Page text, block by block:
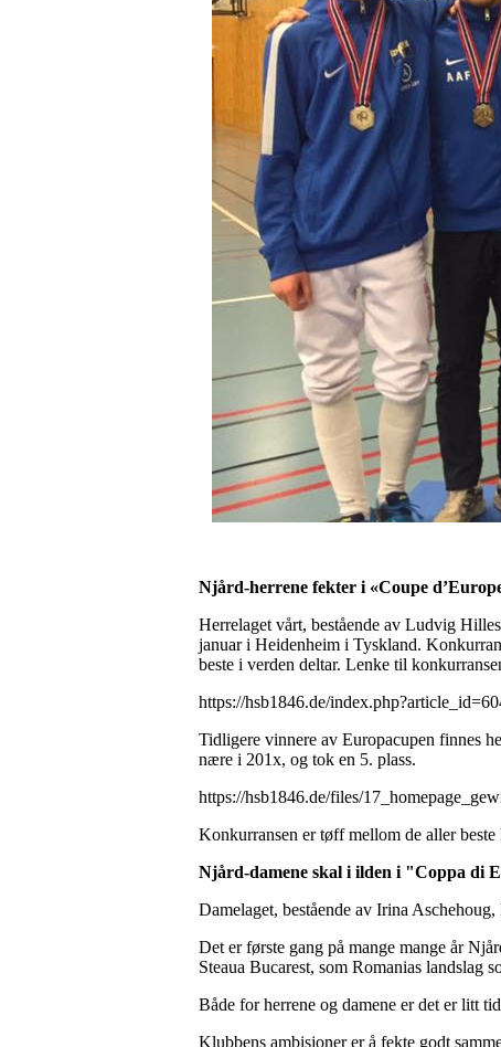
Njård-herrene fekter i «Coupe
Herrelaget vårt, bestående av Ludvig
januar i Heidenheim i Tyskland.
beste i verden deltar. Lenke til
https://hsb1846.de/
Tidligere vinnere av Europacupen finnes
nære i 201x, og tok en 5. plass.
https://hsb1846.de/files/
Konkurransen er tøff mellom de aller
Njård-damene skal i ilden i "Coppa di
Damelaget, bestående av Irina
Det er første gang på mange mange år
Steaua Bucarest, som Romanias landslag
Både for herrene og damene er det er litt
Klubbens ambisjoner er å fekte godt